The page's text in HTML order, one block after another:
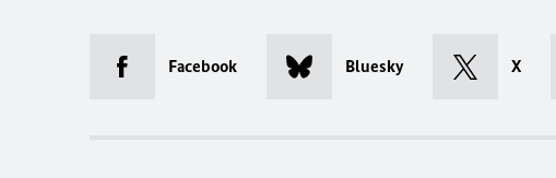
Facebook Bluesky X